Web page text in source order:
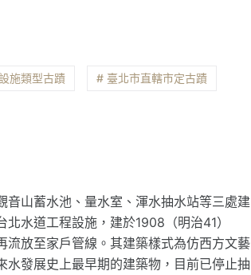
施類型古蹟 # 臺北市直轄市定古蹟
山蓄水池、量水室、渾水抽水站等三處建
水道工程設施，建於1908（明治41）
放至家戶管線。其建築樣式為仿西方文藝
發展史上最早期的建築物，目前已停止抽